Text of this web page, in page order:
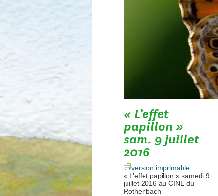
« L’effet
papillon »
sam. 9 juillet
2016
version imprimable
« L’effet papillon » samedi 9
juillet 2016 au CINE du
Rothenbach